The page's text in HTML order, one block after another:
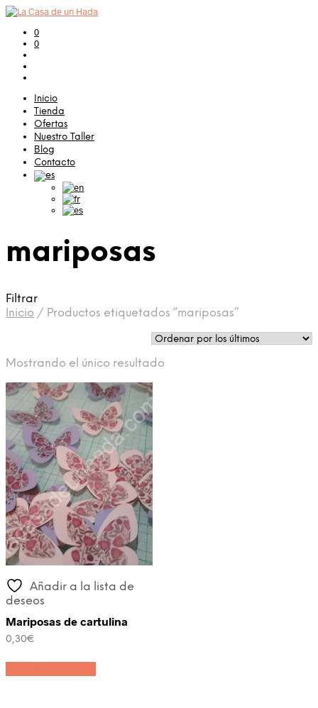
0
0
Inicio
Tienda
Ofertas
Nuestro Taller
Blog
Contacto
mariposas
Filtrar
Inicio / Productos etiquetados “mariposas”
Mostrando el único resultado
Añadir a la lista de
deseos
Mariposas de cartulina
0,30€